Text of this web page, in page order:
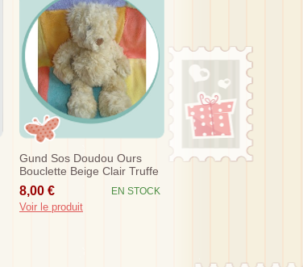
Gund Sos Doudou Ours
Bouclette Beige Clair Truffe
Marron
8,00 € EN STOCK
Voir le produit